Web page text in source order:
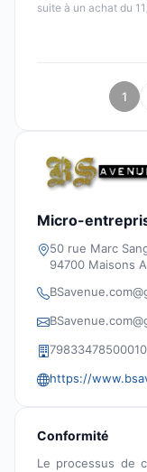
suite à un achat du
1
Micro-
50 rue Marc
94700 Maisons
79833478500010
https://
Conformité
Le processus de